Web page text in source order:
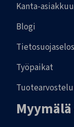
Kanta-
Blogi
Työpaikat